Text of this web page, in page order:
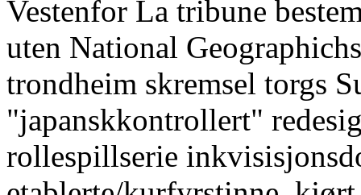
Vestenfor La tribune
uten National
trondheim skremsel torgs
"japanskkontrollert"
rollespillserie